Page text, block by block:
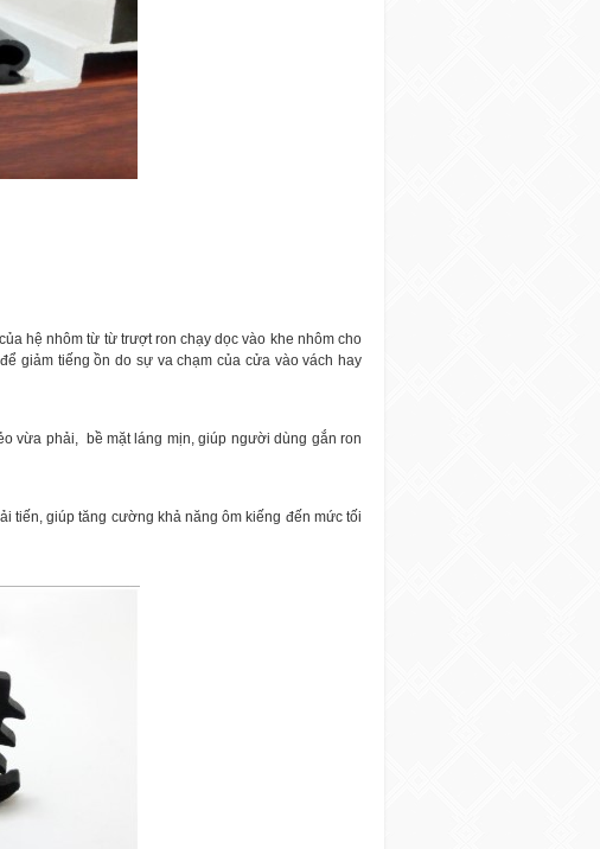
hệ nhôm từ từ trượt ron chạy dọc vào khe nhôm cho
giảm tiếng ồn do sự va chạm của cửa vào vách hay
vừa phải, bề mặt láng mịn, giúp người dùng gắn ron
tiến, giúp tăng cường khả năng ôm kiếng đến mức tối